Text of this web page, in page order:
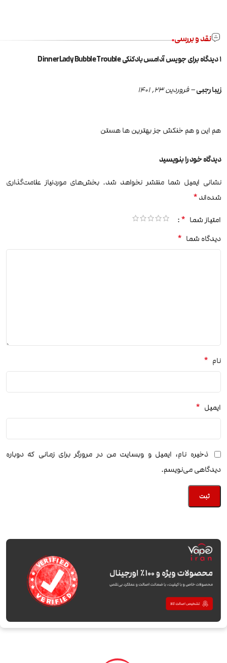
نقد و بررسی
1 دیدگاه برای جویس آدامس بادکنکی DinnerLady Bubble Trouble
زیبا رجبی– فروردین 23, 1401
هم این و هم خنکش جز بهترین ها هستن
دیدگاه خود را بنویسید
نشانی ایمیل شما منتشر نخواهد شد. بخش‌های موردنیاز علامت‌گذاری
شده‌اند*
امتیاز شما *
دیدگاه شما *
نام *
ایمیل *
ذخیره نام، ایمیل و وبسایت من در مرورگر برای زمانی که دوباره
دیدگاهی می‌نویسم.